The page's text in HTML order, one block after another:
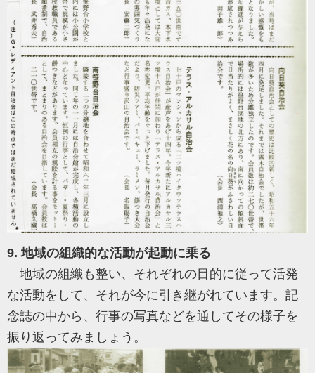
9. 地域の組織的な活動が起動に乗る
地域の組織も整い、それぞれの目的に従って活発
な活動をして、それが今に引き継がれています。記
念誌の中から、行事の写真などを通してその様子を
振り返ってみましょう。